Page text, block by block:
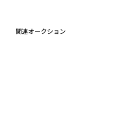
関連オークション